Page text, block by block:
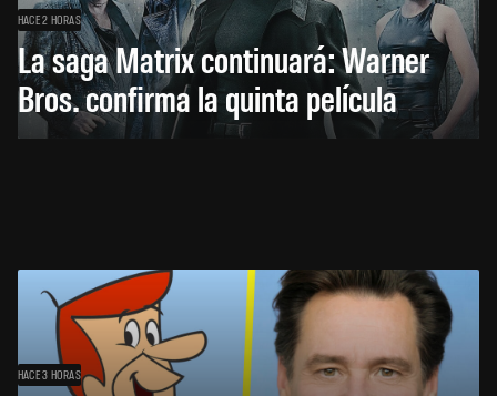
HACE 2 HORAS
La saga Matrix continuará: Warner
Bros. confirma la quinta película
HACE 3 HORAS